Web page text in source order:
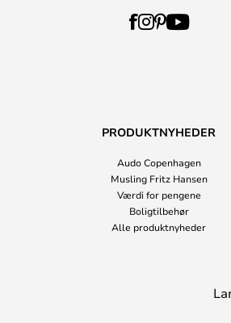
PRODUKTNYHEDER
Audo Copenhagen
Musling Fritz Hansen
Værdi for pengene
Boligtilbehør
Alle produktnyheder